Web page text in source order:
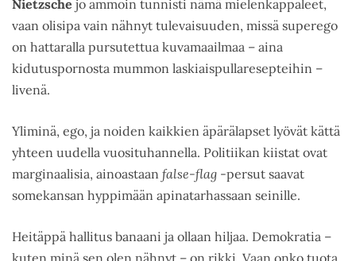
Nietzsche jo ammoin tunnisti nämä mielenkappaleet,
vaan olisipa vain nähnyt tulevaisuuden, missä superego
on hattaralla pursutettua kuvamaailmaa – aina
kidutuspornosta mummon laskiaispullaresepteihin –
livenä.
Yliminä, ego, ja noiden kaikkien äpärälapset lyövät kättä
yhteen uudella vuosituhannella. Politiikan kiistat ovat
marginaalisia, ainoastaan false-flag -persut saavat
somekansan hyppimään apinatarhassaan seinille.
Heitäppä hallitus banaani ja ollaan hiljaa. Demokratia –
kuten minä sen olen nähnyt – on rikki. Vaan onko tuota